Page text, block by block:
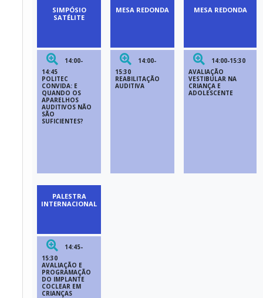
SIMPÓSIO
SATÉLITE
14:00-
14:45
POLITEC
CONVIDA: E
QUANDO OS
APARELHOS
AUDITIVOS NÃO
SÃO
SUFICIENTES?
MESA REDONDA
14:00-
15:30
REABILITAÇÃO
AUDITIVA
MESA REDONDA
14:00-15:30
AVALIAÇÃO
VESTIBULAR NA
CRIANÇA E
ADOLESCENTE
PALESTRA
INTERNACIONAL
14:45-
15:30
AVALIAÇÃO E
PROGRAMAÇÃO
DO IMPLANTE
COCLEAR EM
CRIANÇAS